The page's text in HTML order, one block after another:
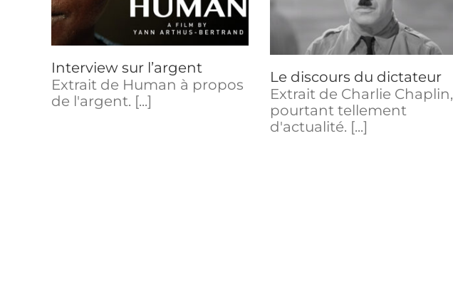
Interview sur l’argent
Extrait de Human à propos
de l'argent. [...]
dictateur
Le discours du dictateur
Extrait de Charlie Chaplin,
pourtant tellement
d'actualité. [...]
correspond à
rien.